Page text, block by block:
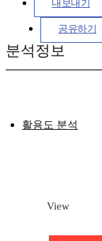
내보내기
공유하기
분석정보
활용도 분석
View